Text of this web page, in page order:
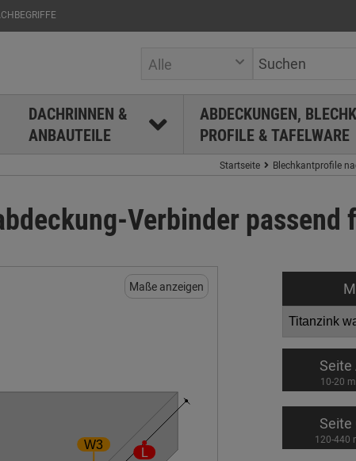
Alle
DACHRINNEN &
ANBAUTEILE
ABDECKUNGEN,
PROFILE & TAFELWARE
Startseite Blechkantprofile
Verbinder
Maße anzeigen
Seite
10-20
Seite
120-440